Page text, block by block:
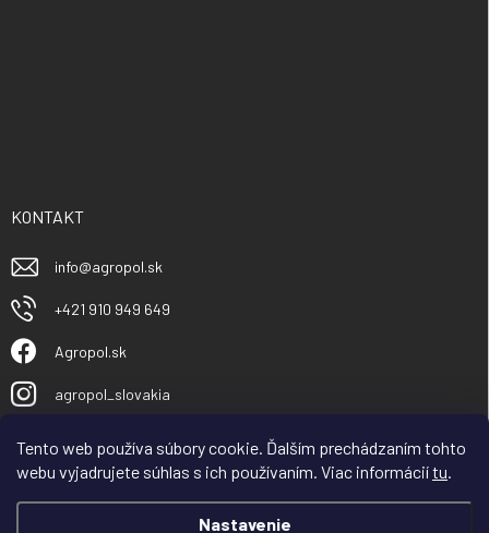
Tento web používa súbory cookie. Ďalším prechádzaním tohto
webu vyjadrujete súhlas s ich používaním. Viac informáciítu.
Nastavenie
Vážený obchodný partner, zákazník, spoločnosť
KONTAKT
info@agropol.sk
+421 910 949 649
Agropol.sk
agropol_slovakia